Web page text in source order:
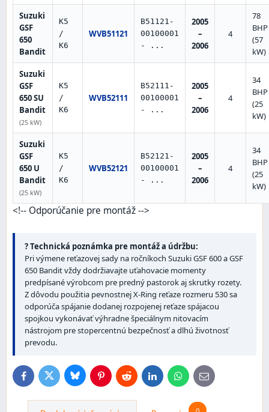
Suzuki
GSF
650
Bandit
K5
/
K6
WVB51121
B51121-
00100001
- ...
2005
–
2006
4
78
BHP
(57
kW)
Suzuki
GSF
650 SU
Bandit
(25 kW)
K5
/
K6
WVB52111
B52111-
00100001
- ...
2005
–
2006
4
34
BHP
(25
kW)
Suzuki
GSF
650 U
Bandit
(25 kW)
K5
/
K6
WVB52121
B52121-
00100001
- ...
2005
–
2006
4
34
BHP
(25
kW)
<!-- Odporúčanie pre montáž -->
?️ Technická poznámka pre montáž a údržbu:
Pri výmene reťazovej sady na ročníkoch Suzuki GSF 600 a GSF
650 Bandit vždy dodržiavajte uťahovacie momenty
predpísané výrobcom pre predný pastorok aj skrutky rozety.
Z dôvodu použitia pevnostnej X-Ring reťaze rozmeru 530 sa
odporúča spájanie dodanej rozpojenej reťaze spájacou
spojkou vykonávať výhradne špeciálnym nitovacím
nástrojom pre stopercentnú bezpečnosť a dlhú životnosť
prevodu.
FacebookTwitter BlueskyPinterestReddit LinkedInWhatsApp
E-
mail